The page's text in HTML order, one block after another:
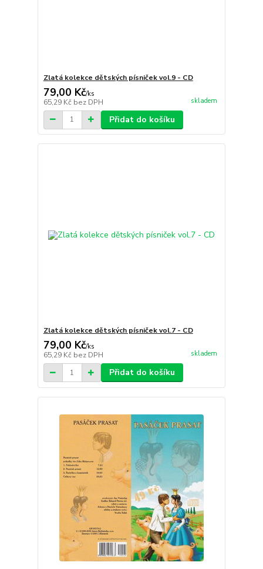
Zlatá kolekce dětských písniček vol.9 - CD
79,00 Kč/ks
65,29 Kč bez DPH skladem
Přidat do košíku
Zlatá kolekce dětských písniček vol.7 - CD
79,00 Kč/ks
65,29 Kč bez DPH skladem
Přidat do košíku